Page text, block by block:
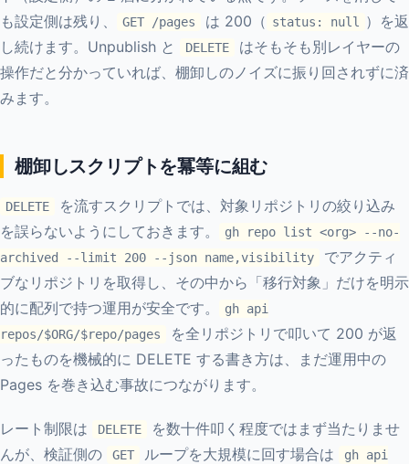
も設定側は残り、
GET /pages は 200（ status: null
）を返
し続けます。Unpublish と
DELETE
はそもそも別レイヤーの
操作だと分かっていれば、棚卸しのノイズに振り回されずに済
みます。
棚卸しスクリプトを冪等に組む
DELETE
を流すスクリプトでは、対象リポジトリの絞り込み
を誤らないようにしておきます。
gh repo list <org> --no-
archived --limit 200 --json name,visibility
でアクティ
ブなリポジトリを取得し、その中から「移行対象」だけを明示
的に配列で持つ運用が安全です。
gh api
repos/$ORG/$repo/pages
を全リポジトリで叩いて 200 が返
ったものを機械的に DELETE する書き方は、まだ運用中の
Pages を巻き込む事故につながります。
レート制限は DELETE
を数十件叩く程度ではまず当たりませ
んが、検証側の
GET ループを大規模に回す場合は
gh api